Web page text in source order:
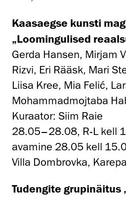
Kaasaegse kunsti
„Loomingulised
Gerda Hansen, Mirjam
Rizvi, Eri Rääsk, Mari
Liisa Kree, Mia Felić,
Mohammadmojtaba
Kuraator: Siim Raie
28.05–28.08, R-L kell
avamine 28.05 kell
Villa Dombrovka,
Tudengite grupinäitus